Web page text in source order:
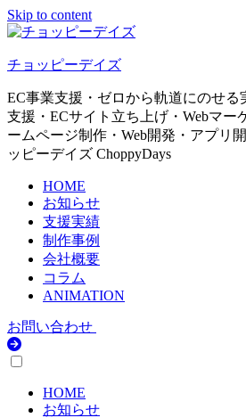
Skip to content
チョッピーデイズ
EC事業支援・ゼロから軌道にのせる
支援・ECサイト立ち上げ・Webマー
ームページ制作・Web開発・アプリ
ッピーデイズ ChoppyDays
HOME
お知らせ
支援実績
制作事例
会社概要
コラム
ANIMATION
お問い合わせ
HOME
お知らせ